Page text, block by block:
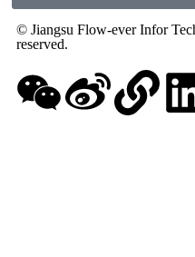
© Jiangsu Flow-ever Infor
reserved.